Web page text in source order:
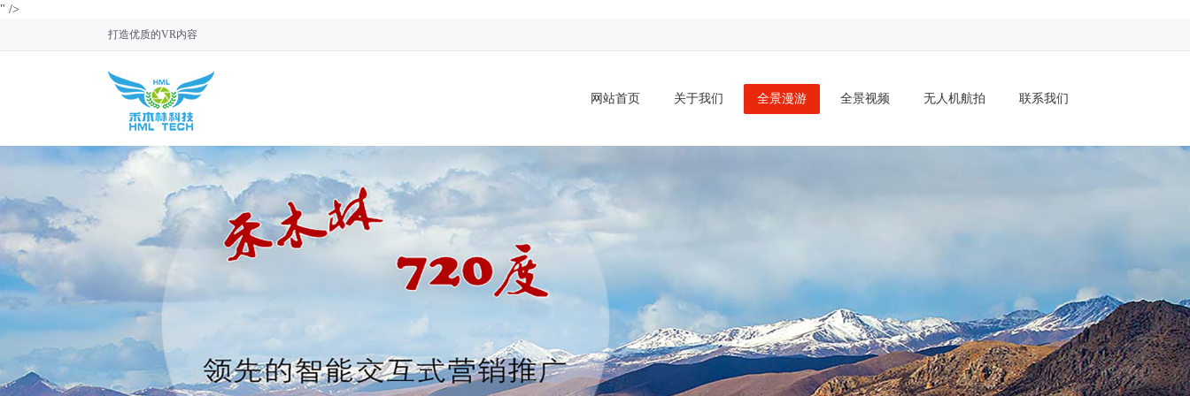
" />
打造优质的VR内容
网站首页 关于我们 全景漫游 全景视频 无人机航拍 联系我们